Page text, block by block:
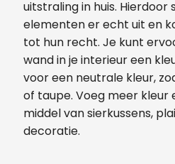
uitstraling in huis. Hierdoor
elementen er echt uit en
tot hun recht. Je kunt
wand in je interieur een
voor een neutrale kleur,
of taupe. Voeg meer kleur
middel van sierkussens,
decoratie.